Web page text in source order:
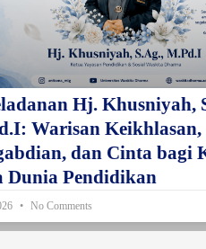
Hj. Khusniyah,
Warisan Keikhlasan,
dan Cinta bagi
Dunia Pendidikan
No Comments